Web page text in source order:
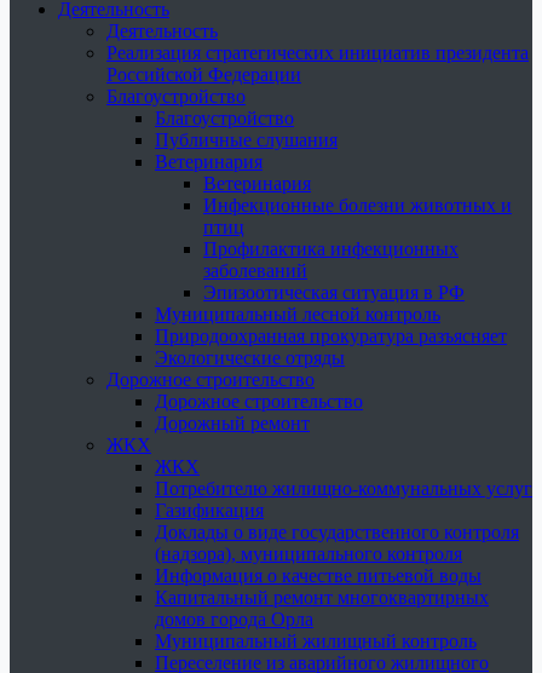
Деятельность
Деятельность
Реализация стратегических инициатив президента
Российской Федерации
Благоустройство
Благоустройство
Публичные слушания
Ветеринария
Ветеринария
Инфекционные болезни животных и
птиц
Профилактика инфекционных
заболеваний
Эпизоотическая ситуация в РФ
Муниципальный лесной контроль
Природоохранная прокуратура разъясняет
Экологические отряды
Дорожное строительство
Дорожное строительство
Дорожный ремонт
ЖКХ
ЖКХ
Потребителю жилищно-коммунальных услуг
Газификация
Доклады о виде государственного контроля
(надзора), муниципального контроля
Информация о качестве питьевой воды
Капитальный ремонт многоквартирных
домов города Орла
Муниципальный жилищный контроль
Переселение из аварийного жилищного